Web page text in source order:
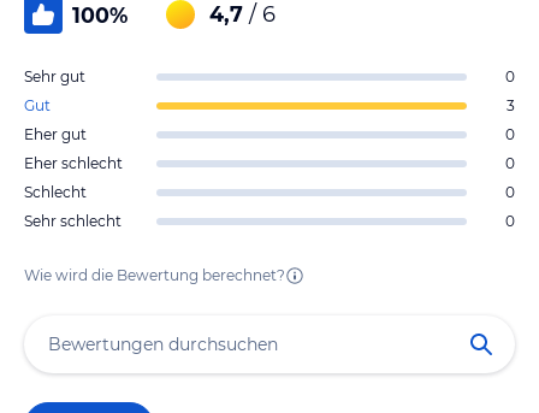
100% 4,7 / 6
Sehr gut
0
Gut
3
Eher gut
0
Eher schlecht
0
Schlecht
0
Sehr schlecht
0
Wie wird die Bewertung berechnet?